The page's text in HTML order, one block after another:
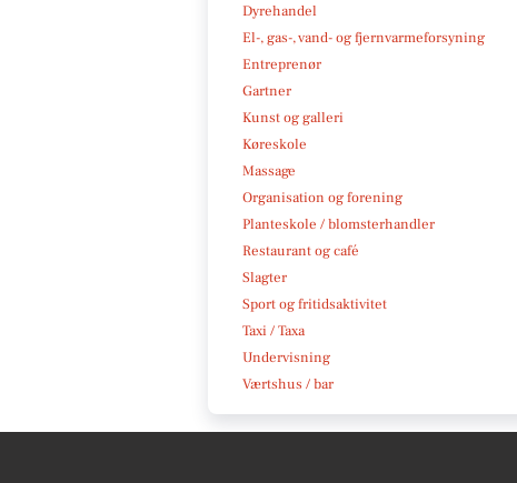
Dyrehandel
El-, gas-, vand- og fjernvarmeforsyning
Entreprenør
Gartner
Kunst og galleri
Køreskole
Massage
Organisation og forening
Planteskole / blomsterhandler
Restaurant og café
Slagter
Sport og fritidsaktivitet
Taxi / Taxa
Undervisning
Værtshus / bar